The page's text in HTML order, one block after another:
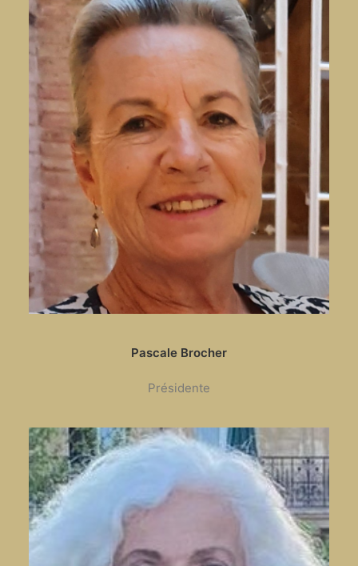
Pascale Brocher
Présidente